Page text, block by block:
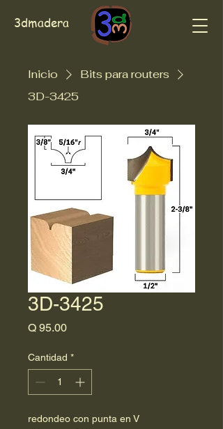
3dmadera
Inicio
Bits para routers
3D-3425
3D-3425
Q 95.00Precio
Cantidad *
redondeo con punta en V